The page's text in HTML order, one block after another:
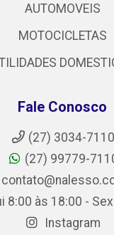
AUTOMOVEIS
MOTOCICLETAS
Fale Conosco
(27) 3034-7110
(27) 99779-
8:00 às 18:00 -
Instagram